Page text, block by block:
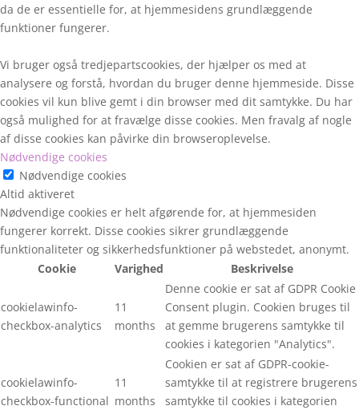
da de er essentielle for, at hjemmesidens grundlæggende
funktioner fungerer.
Vi bruger også tredjepartscookies, der hjælper os med at
analysere og forstå, hvordan du bruger denne hjemmeside. Disse
cookies vil kun blive gemt i din browser med dit samtykke. Du har
også mulighed for at fravælge disse cookies. Men fravalg af nogle
af disse cookies kan påvirke din browseroplevelse.
Nødvendige cookies
Nødvendige cookies
Altid aktiveret
Nødvendige cookies er helt afgørende for, at hjemmesiden
fungerer korrekt. Disse cookies sikrer grundlæggende
funktionaliteter og sikkerhedsfunktioner på webstedet, anonymt.
Cookie
Varighed Beskrivelse
cookielawinfo-
checkbox-analytics
11
months
Denne cookie er sat af GDPR Cookie
Consent plugin. Cookien bruges til
at gemme brugerens samtykke til
cookies i kategorien "Analytics".
cookielawinfo-
checkbox-functional
11
months
Cookien er sat af GDPR-cookie-
samtykke til at registrere brugerens
samtykke til cookies i kategorien